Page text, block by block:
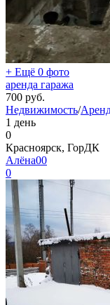
+ Ещё 0 фото
аренда гаража
700 руб.
Недвижимость/
1 день
0
Красноярск, ГорДК
Алёна00
0